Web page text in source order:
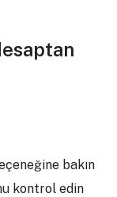
bakın
kontrol edin